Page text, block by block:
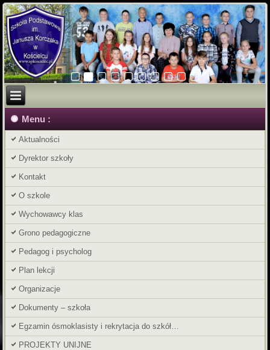
Menu :
Aktualności
Dyrektor szkoły
Kontakt
O szkole
Wychowawcy klas
Grono pedagogiczne
Pedagog i psycholog
Plan lekcji
Organizacje
Dokumenty – szkoła
Egzamin ósmoklasisty i rekrytacja do szkół…
PROJEKTY UNIJNE